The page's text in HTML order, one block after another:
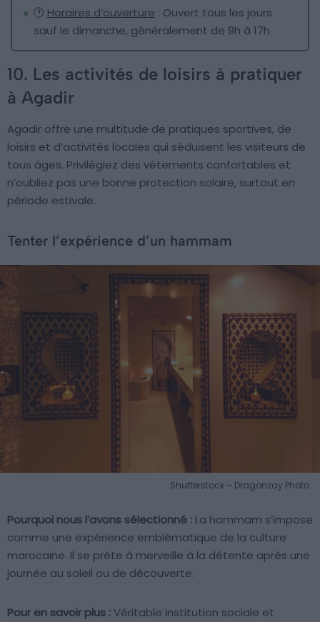
🕐 Horaires d’ouverture : Ouvert tous les jours
sauf le dimanche, généralement de 9h à 17h
10. Les activités de loisirs à pratiquer
à Agadir
Agadir offre une multitude de pratiques sportives, de
loisirs et d’activités locales qui séduisent les visiteurs de
tous âges. Privilégiez des vêtements confortables et
n’oubliez pas une bonne protection solaire, surtout en
période estivale.
Tenter l’expérience d’un hammam
Shutterstock – Dragonzay Photo
Pourquoi nous l’avons sélectionné : La hammam s’impose
comme une expérience emblématique de la culture
marocaine. Il se prête à merveille à la détente après une
journée au soleil ou de découverte.
Pour en savoir plus :Véritable institution sociale et